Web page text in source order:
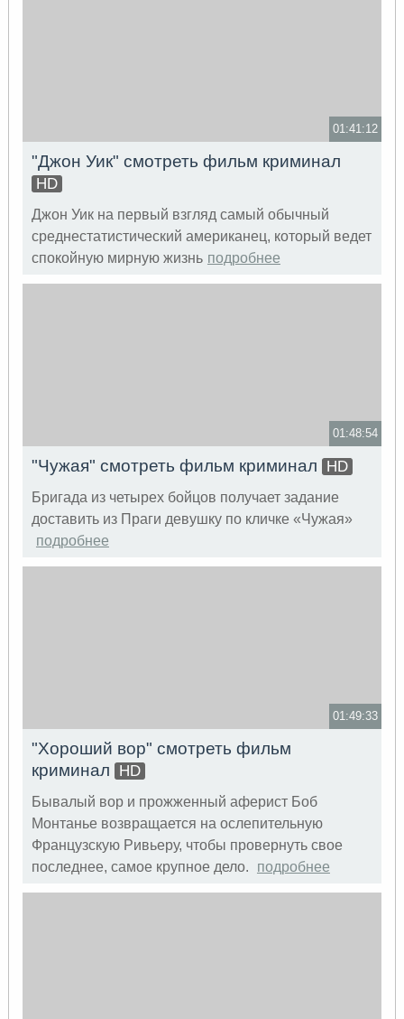
01:41:12
"Джон Уик" смотреть фильм криминал
HD
Джон Уик на первый взгляд самый обычный
среднестатистический американец, который ведет
спокойную мирную жизнь подробнее
01:48:54
"Чужая" смотреть фильм криминал HD
Бригада из четырех бойцов получает задание
доставить из Праги девушку по кличке «Чужая»
подробнее
01:49:33
"Хороший вор" смотреть фильм
криминал
HD
Бывалый вор и прожженный аферист Боб
Монтанье возвращается на ослепительную
Французскую Ривьеру, чтобы провернуть свое
последнее, самое крупное дело.
подробнее